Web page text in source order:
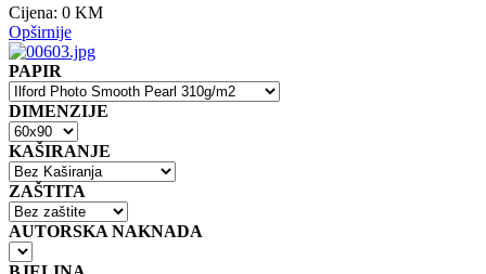
Cijena: 0 KM
Opširnije
PAPIR
DIMENZIJE
KAŠIRANJE
ZAŠTITA
AUTORSKA NAKNADA